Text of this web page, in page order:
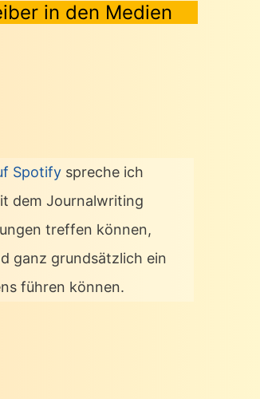
in den Medien
Spotify spreche ich
dem Journalwriting
treffen können,
ganz grundsätzlich ein
führen können.